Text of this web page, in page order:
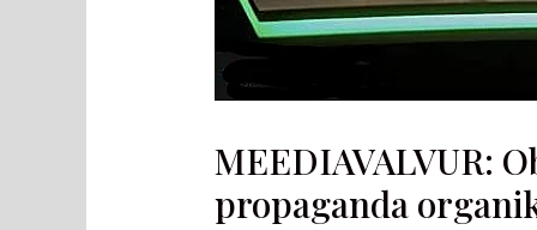
MEEDIAVALVUR:
propaganda